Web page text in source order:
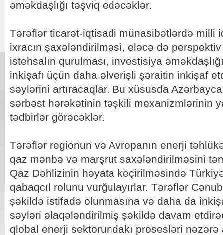
əməkdaşlığı təşviq edəcəklər.
Tərəflər ticarət-iqtisadi münasibətlərdə milli
ixracın şaxələndirilməsi, eləcə də
istehsalın qurulması, investisiya
inkişafı üçün daha əlverişli şəraitin inkişaf
səylərini artıracaqlar. Bu xüsusda
sərbəst hərəkətinin təşkili mexanizmlərinin
tədbirlər görəcəklər.
Tərəflər regionun və Avropanın enerji
qaz mənbə və marşrut saxələndirilməsini
Qaz Dəhlizinin həyata keçirilməsində
qabaqcıl rolunu vurğulayırlar. Tərəflər
şəkildə istifadə olunmasına və daha da
səyləri əlaqələndirilmiş şəkildə davam
qlobal enerji sektorundakı prosesləri